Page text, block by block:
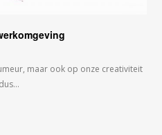
maar ook op onze creativiteit